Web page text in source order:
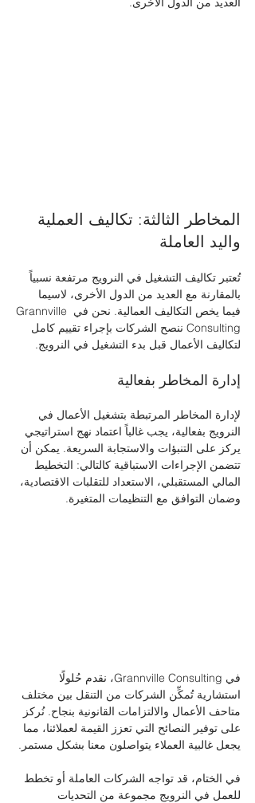
المخاطر الثالثة: تكاليف العملية
واليد العاملة
تُعتبر تكاليف التشغيل في النرويج مرتفعة نسبياً
بالمقارنة مع العديد من الدول الأخرى، لاسيما
فيما يخص التكاليف العمالية. نحن في Grannville
Consulting ننصح الشركات بإجراء تقييم كامل
لتكاليف الأعمال قبل بدء التشغيل في النرويج.
إدارة المخاطر بفعالية
لإدارة المخاطر المرتبطة بتشغيل الأعمال في
النرويج بفعالية، يجب غالباً اعتماد نهج استراتيجي
يركز على التنبؤات والاستجابة السريعة. يمكن أن
تتضمن الإجراءات الاستباقية كالتالي: التخطيط
المالي المستقبلي، الاستعداد للتقلبات الاقتصادية،
وضمان التوافق مع التنظيمات المتغيرة.
في Grannville Consulting، نقدم حُلولًا
استشارية تُمكِّن الشركات من التنقل بين مختلف
متاحف الأعمال والالتزامات القانونية بنجاح. نُركز
على توفير النصائح التي تعزز القيمة لعملائنا، مما
يجعل غالبية العملاء يتواصلون معنا بشكل مستمر.
في الختام، قد تواجه الشركات العاملة أو تخطط
للعمل في النرويج مجموعة من التحديات